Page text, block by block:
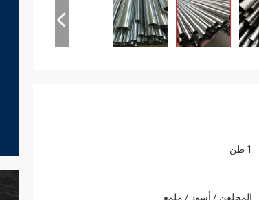
1 طن
المجلفن / أسود / ملمع